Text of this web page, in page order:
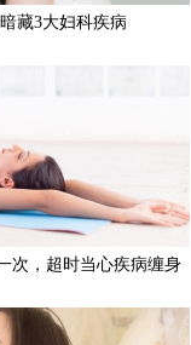
藏3大妇科疾病
次，超时当心疾病缠身